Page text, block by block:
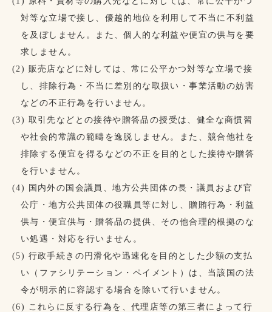
対等な立場で接し、優越的地位を利用して不当に不利益
を及ぼしません。また、個人的な利益や便宜の供与を要
求しません。
(2) 販売店などに対しては、常に公平かつ対等な立場で接
し、排除行為・不当に差別的な取扱い・事業活動の妨害
などの不正行為を行いません。
(3) 取引先などとの接待や贈答品の授受は、健全な商慣習
や社会的常識の範疇を逸脱しません。また、競合他社を
排除する便宜を得るなどの不正を目的とした接待や贈答
を行いません。
(4) 国内外の国会議員、地方公共団体の長・議員および官
公庁・地方公共団体の役職員等に対し、贈賄行為・利益
供与・便宜供与・贈答品の提供、その他合理的根拠のな
い処遇・対応を行いません。
(5) 行政手続きの円滑化や迅速化を目的とした少額の支払
い（ファシリテーション・ペイメント）は、当該国の法
令が明示的に容認する場合を除いて行いません。
(6) これらに反する行為を、代理店等の第三者によって行